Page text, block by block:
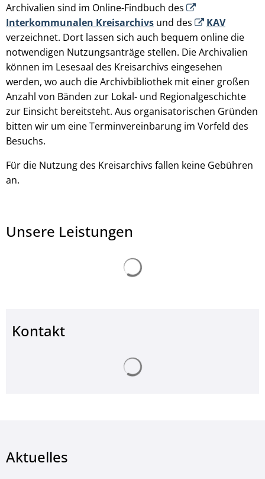
Archivalien sind im Online-Findbuch des
Interkommunalen Kreisarchivs und des
KAV
verzeichnet. Dort lassen sich auch bequem online die
notwendigen Nutzungsanträge stellen. Die Archivalien
können im Lesesaal des Kreisarchivs eingesehen
werden, wo auch die Archivbibliothek mit einer großen
Anzahl von Bänden zur Lokal- und Regionalgeschichte
zur Einsicht bereitsteht. Aus organisatorischen Gründen
bitten wir um eine Terminvereinbarung im Vorfeld des
Besuchs.
Für die Nutzung des Kreisarchivs fallen keine Gebühren
an.
Unsere Leistungen
Kontakt
Aktuelles